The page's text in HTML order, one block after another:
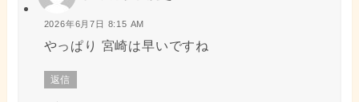
2026年6月7日 8:15 AM
やっぱり 宮崎は早いですね
返信